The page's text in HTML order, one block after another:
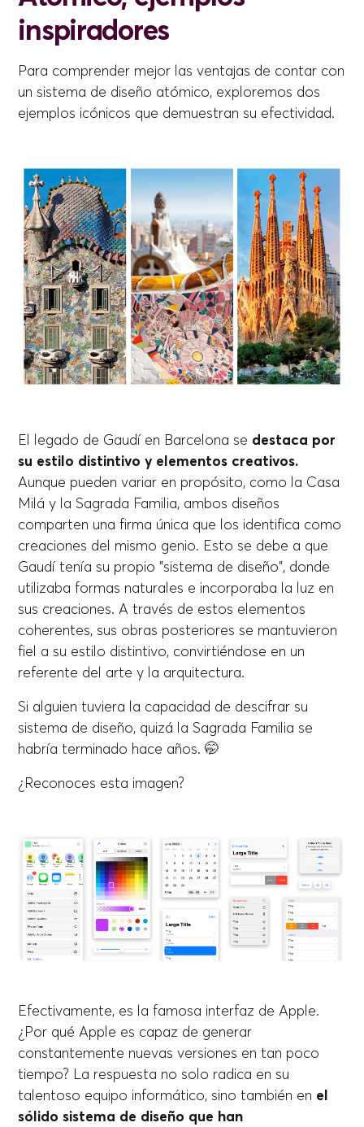
inspiradores
Para comprender mejor las ventajas de contar con
un sistema de diseño atómico, exploremos dos
ejemplos icónicos que demuestran su efectividad.
El legado de Gaudí en Barcelona se destaca por
su estilo distintivo y elementos creativos.
Aunque pueden variar en propósito, como la Casa
Milá y la Sagrada Familia, ambos diseños
comparten una firma única que los identifica como
creaciones del mismo genio. Esto se debe a que
Gaudí tenía su propio "sistema de diseño", donde
utilizaba formas naturales e incorporaba la luz en
sus creaciones. A través de estos elementos
coherentes, sus obras posteriores se mantuvieron
fiel a su estilo distintivo, convirtiéndose en un
referente del arte y la arquitectura.
Si alguien tuviera la capacidad de descifrar su
sistema de diseño, quizá la Sagrada Familia se
habría terminado hace años. 🤭
¿Reconoces esta imagen?
Efectivamente, es la famosa interfaz de Apple.
¿Por qué Apple es capaz de generar
constantemente nuevas versiones en tan poco
tiempo? La respuesta no solo radica en su
talentoso equipo informático, sino también en el
sólido sistema de diseño que han